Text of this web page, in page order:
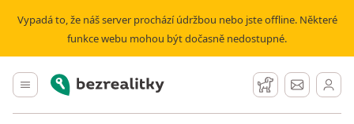
Vypadá to, že náš server prochází údržbou nebo jste offline. Některé
funkce webu mohou být dočasně nedostupné.
Hlavní menu
Bezrealitky Hlídací pes
Zprávy